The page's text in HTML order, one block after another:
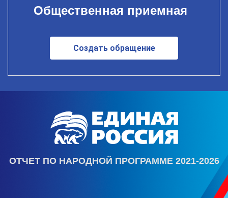
Общественная приемная
Создать обращение
ОТЧЕТ ПО НАРОДНОЙ ПРОГРАММЕ 2021-2026